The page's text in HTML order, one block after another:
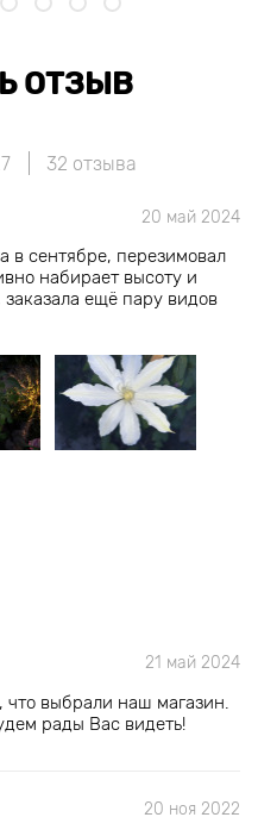
ОТЗЫВ
32 отзыва
20 май 2024
в сентябре, перезимовал
набирает высоту и
ещё пару видов
21 май 2024
выбрали наш магазин.
рады Вас видеть!
20 ноя 2022